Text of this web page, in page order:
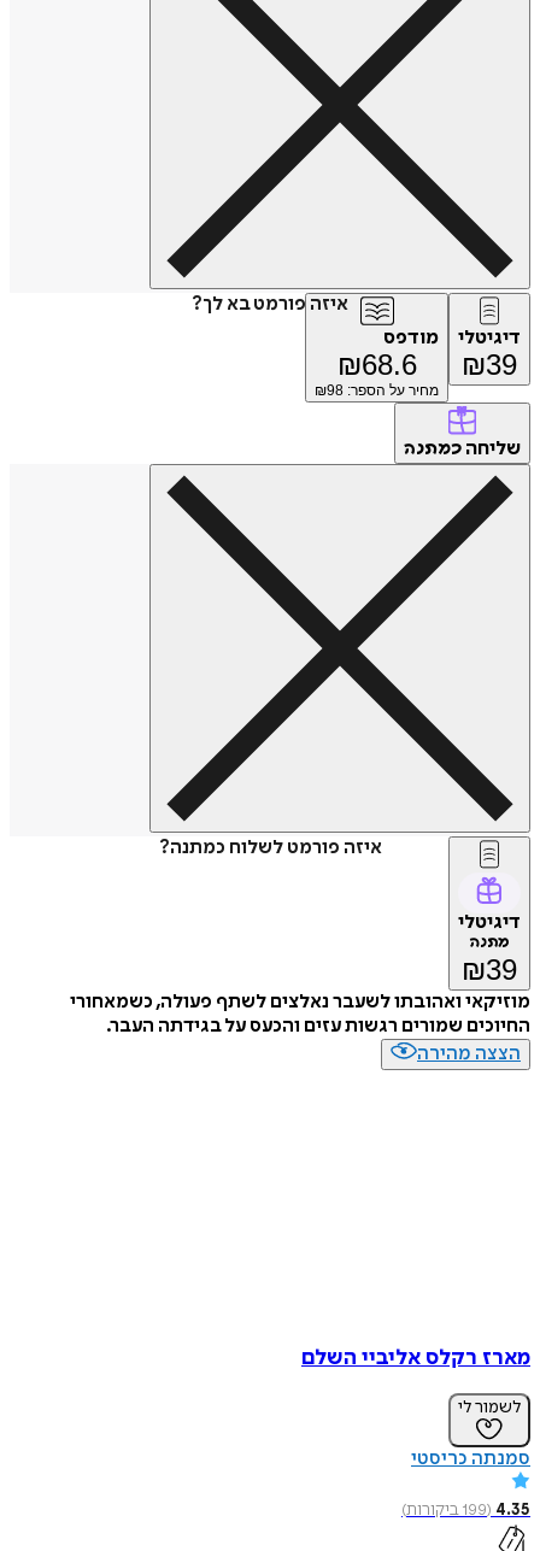
איזה פורמט בא לך?
דיגיטלי
₪39
מודפס
₪68.6
מחיר על הספר: ₪ 98
שליחה כמתנה
איזה פורמט לשלוח כמתנה?
דיגיטלי
מתנה
₪39
מוזיקאי ואהובתו לשעבר נאלצים לשתף פעולה, כשמאחורי
החיוכים שמורים רגשות עזים והכעס על בגידתה העבר.
הצצה מהירה
מארז רקלס אליביי השלם
לשמור לי
סמנתה כריסטי
4.35
(
199ביקורות)